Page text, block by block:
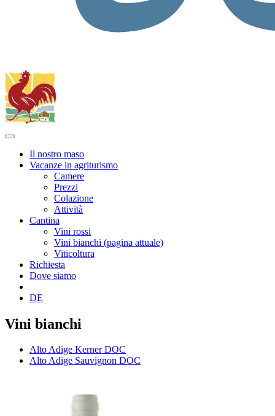
Il nostro maso
Vacanze in agriturismo
Camere
Prezzi
Colazione
Attività
Cantina
Vini rossi
Vini bianchi (pagina attuale)
Viticoltura
Richiesta
Dove siamo
DE
Vini bianchi
Alto Adige Kerner DOC
Alto Adige Sauvignon DOC